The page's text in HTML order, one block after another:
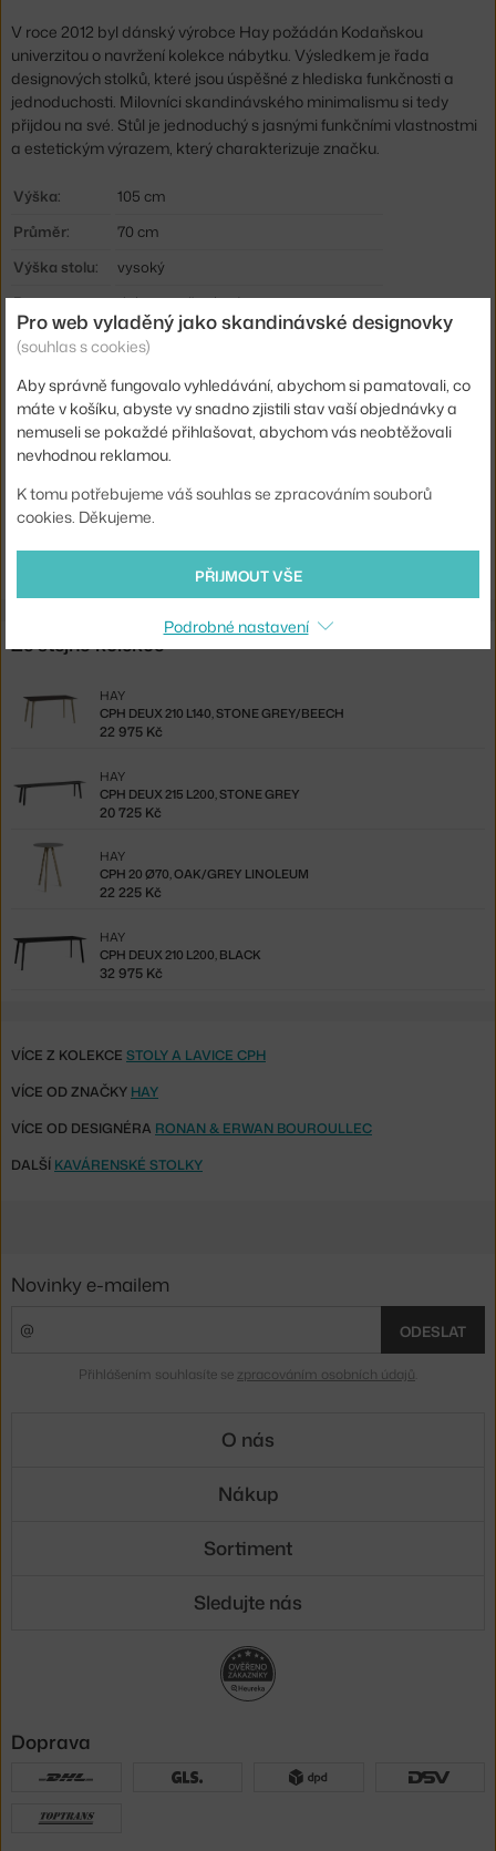
V roce 2012 byl dánský výrobce Hay požádán Kodaňskou
univerzitou o navržení kolekce nábytku. Výsledkem je řada
designových stolků, které jsou úspěšné z hlediska funkčnosti a
jednoduchosti. Milovníci skandinávského minimalismu si tedy
přijdou na své. Stůl je jednoduchý s jasnými funkčními vlastnostmi
a estetickým výrazem, který charakterizuje značku.
Výška:
105 cm
Průměr:
70 cm
Výška stolu:
vysoký
Barva:
dub, tmavě zelená
Materiál:
lakovaná MDF, dubové dřevo, linoleum
Tvar stolu:
kruh
Deska stolu:
laminát / linoleum
Shopping from the EU? Switch toCPH 20 Ø70, oak/green linoleum
Ze stejné kolekce
CPH DEUX 210 L140, STONE GREY/BEECH
HAY
22 975 Kč
CPH DEUX 215 L200, STONE GREY
HAY
20 725 Kč
CPH 20 Ø70, OAK/GREY LINOLEUM
HAY
22 225 Kč
CPH DEUX 210 L200, BLACK
HAY
32 975 Kč
VÍCE Z KOLEKCE STOLY A LAVICE CPH
VÍCE OD ZNAČKY HAY
VÍCE OD DESIGNÉRA RONAN & ERWAN BOUROULLEC
DALŠÍ KAVÁRENSKÉ STOLKY
Pro web vyladěný jako skandinávské designovky
(souhlas s cookies)
Aby správně fungovalo vyhledávání, abychom si pamatovali, co
máte v košíku, abyste vy snadno zjistili stav vaší objednávky a
nemuseli se pokaždé přihlašovat, abychom vás neobtěžovali
nevhodnou reklamou.
K tomu potřebujeme váš souhlas se zpracováním souborů
cookies. Děkujeme.
PŘIJMOUT VŠE
Podrobné nastavení
Novinky e-mailem
ODESLAT
Přihlášením souhlasíte se zpracováním osobních údajů
O nás
Nákup
Sortiment
Sledujte nás
Doprava